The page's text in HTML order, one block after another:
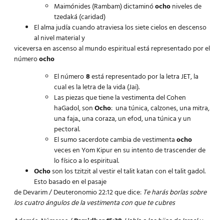
Maimónides (Rambam) dictaminóochoniveles de
tzedaká (caridad)
El alma judía cuando atraviesa los siete cielos en descenso
al nivel material y
viceversa en ascenso al mundo espiritual está representado por el
númeroocho
El número8está representado por la letra JET, la
cual es la letra de la vida (Jai).
Las piezas que tiene la vestimenta del Cohen
haGadol, sonOcho: una túnica, calzones, una mitra,
una faja., una coraza,un efod, una túnica y un
pectoral.
El sumo sacerdote cambia de vestimentaocho
veces en Yom Kipur en su intento de trascender de
lo físico a lo espiritual.
Ochoson los tzitzit al vestir el talit katan con el talit gadol.
Esto basado en el pasaje
de Devarim / Deuteronomio 22:12 que dice: Te harás borlas sobre
los cuatro ángulos de la vestimenta con que te cubres